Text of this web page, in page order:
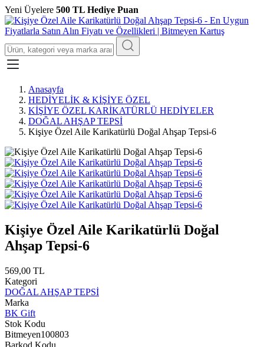
Yeni Üyelere 500 TL Hediye Puan
Anasayfa
HEDİYELİK & KİŞİYE ÖZEL
KİŞİYE ÖZEL KARİKATÜRLÜ HEDİYELER
DOĞAL AHŞAP TEPSİ
Kişiye Özel Aile Karikatürlü Doğal Ahşap Tepsi-6
Kişiye Özel Aile Karikatürlü Doğal
Ahşap Tepsi-6
569,00 TL
Kategori
DOĞAL AHŞAP TEPSİ
Marka
BK Gift
Stok Kodu
Bitmeyen100803
Barkod Kodu